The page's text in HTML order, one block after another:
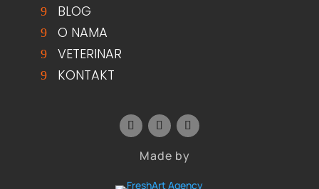
BLOG
O NAMA
VETERINAR
KONTAKT
Made by